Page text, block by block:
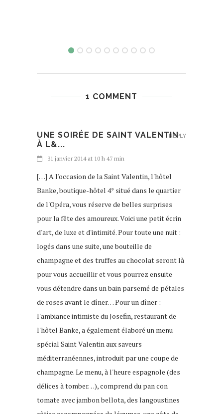
1 COMMENT
UNE SOIRÉE DE SAINT VALENTIN
À L&...
31 janvier 2014 at 10 h 47 min
[…] A l'occasion de la Saint Valentin, l'hôtel
Banke, boutique-hôtel 4* situé dans le quartier
de l'Opéra, vous réserve de belles surprises
pour la fête des amoureux. Voici une petit écrin
d'art, de luxe et d'intimité. Pour toute une nuit :
logés dans une suite, une bouteille de
champagne et des truffes au chocolat seront là
pour vous accueillir et vous pourrez ensuite
vous détendre dans un bain parsemé de pétales
de roses avant le dîner… Pour un dîner :
l'ambiance intimiste du Josefin, restaurant de
l'hôtel Banke, a également élaboré un menu
spécial Saint Valentin aux saveurs
méditerranéennes, introduit par une coupe de
champagne. Le menu, à l'heure espagnole (des
délices à tomber…), comprend du pan con
tomate avec jambon bellota, des langoustines
REPLY